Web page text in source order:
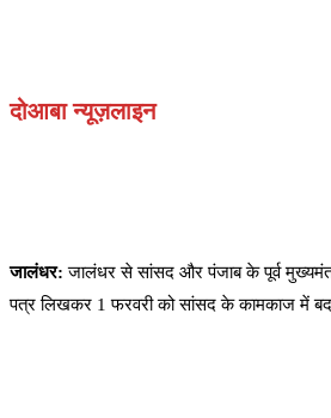
दोआबा न्यूज़लाइन
जालंधर:जालंधर से सांसद और पंजाब के पूर्व
पत्र लिखकर 1 फरवरी को सांसद के कामकाज में